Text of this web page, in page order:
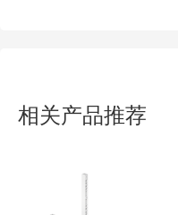
相关产品推荐